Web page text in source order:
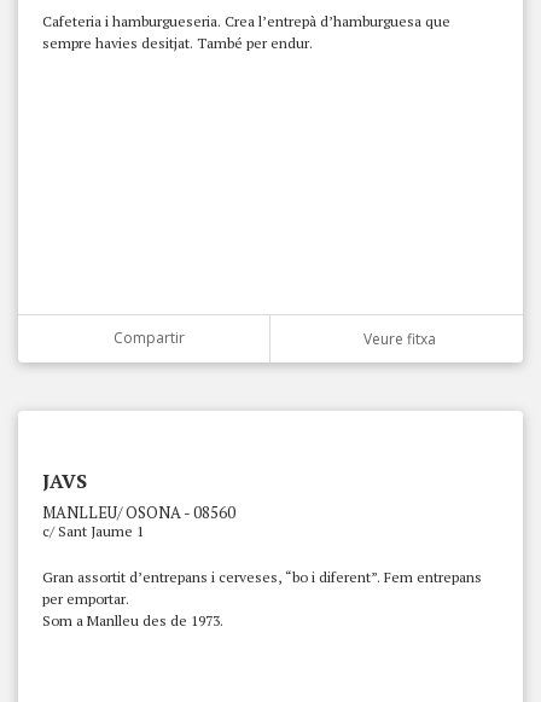
Cafeteria i hamburgueseria. Crea l’entrepà d’hamburguesa que
sempre havies desitjat. També per endur.
Compartir Veure fitxa
JAVS
MANLLEU/ OSONA - 08560
c/ Sant Jaume 1
Gran assortit d’entrepans i cerveses, “bo i diferent”. Fem entrepans
per emportar.
Som a Manlleu des de 1973.